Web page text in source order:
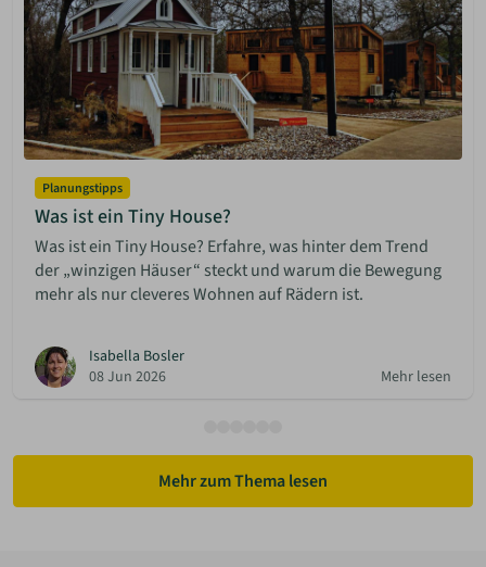
Planungstipps
Was ist ein Tiny House?
Was ist ein Tiny House? Erfahre, was hinter dem Trend
der „winzigen Häuser“ steckt und warum die Bewegung
mehr als nur cleveres Wohnen auf Rädern ist.
Isabella Bosler
08 Jun 2026
Mehr lesen
Mehr zum Thema lesen